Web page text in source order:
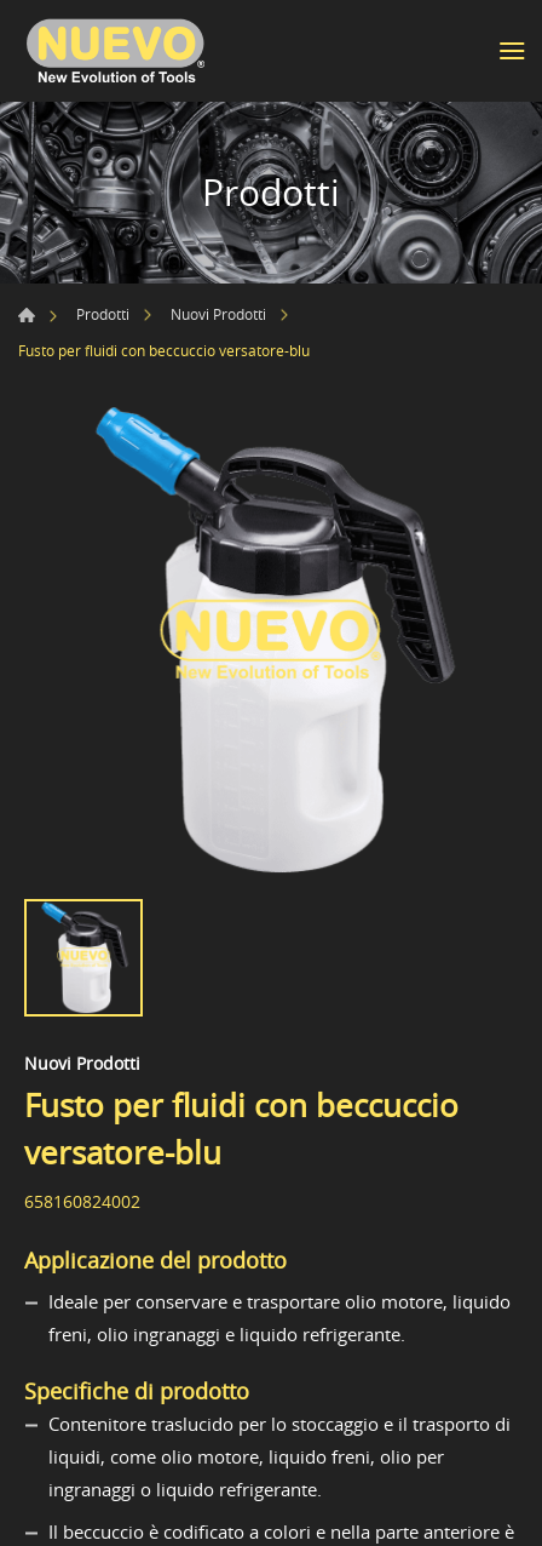
Prodotti
Prodotti
Nuovi Prodotti
Fusto per fluidi con beccuccio versatore-blu
Nuovi Prodotti
Fusto per fluidi con beccuccio
versatore-blu
658160824002
Applicazione del prodotto
Ideale per conservare e trasportare olio motore, liquido
freni, olio ingranaggi e liquido refrigerante.
Specifiche di prodotto
Contenitore traslucido per lo stoccaggio e il trasporto di
liquidi, come olio motore, liquido freni, olio per
ingranaggi o liquido refrigerante.
Il beccuccio è codificato a colori e nella parte anteriore è